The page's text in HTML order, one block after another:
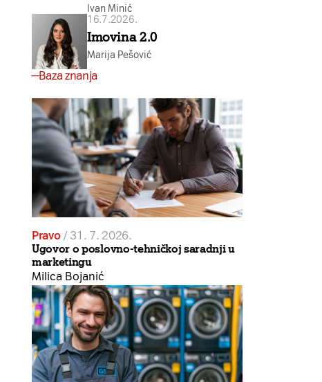
Ivan Minić
16.7.2026.
Imovina 2.0
Marija Pešović
Baza znanja
Pravo / 31. 7. 2026.
Ugovor o poslovno-tehničkoj saradnji u
marketingu
Milica Bojanić